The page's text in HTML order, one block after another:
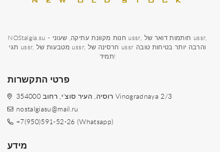
NOStalgia.su - חנות מקוונת עתיקה, שעוני ussr, חותמות דואר של ussr,
תגי ussr, מטבעות של ussr, חרסינה של ussr והרבה יותר בטיחות טובה
תמיד!
פרטי התקשרות
354000 רוסיה, העיר סוצ'י, רחוב Vinogradnaya 2/3
nostalgiasu@mail.ru
+7(950)591-52-26 (Whatsapp)
מידע